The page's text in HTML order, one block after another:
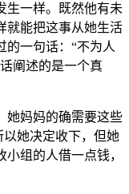
生一样。既然他有未
就能把这事从她生活
的一句话：“不为人
阐述的是一个真
她妈妈的确需要这些
她决定收下，但她
组的人借一点钱，